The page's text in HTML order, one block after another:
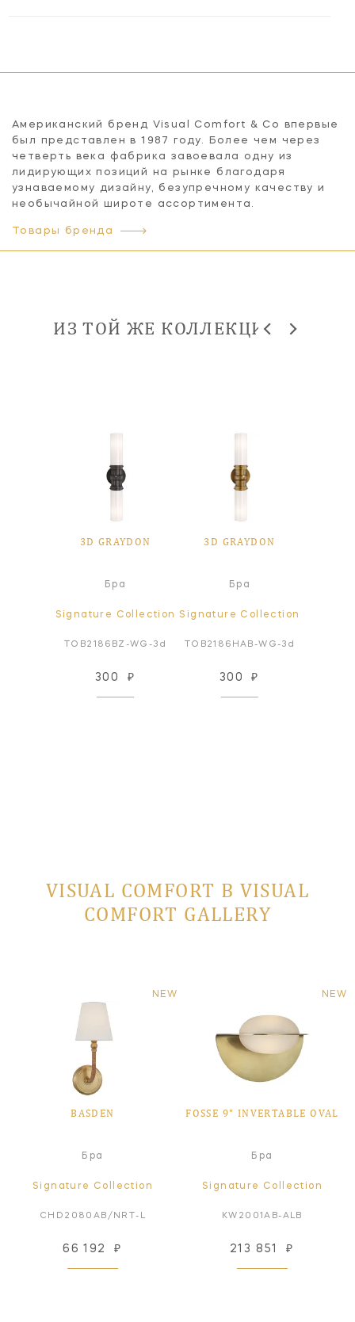
Американский бренд Visual Comfort & Co впервые
был представлен в 1987 году. Более чем через
четверть века фабрика завоевала одну из
лидирующих позиций на рынке благодаря
узнаваемому дизайну, безупречному качеству и
необычайной широте ассортимента.
Товары бренда
ИЗ ТОЙ ЖЕ КОЛЛЕКЦИИ
3D GRAYDON
Бра
Signature Collection
TOB2186BZ-WG-3d
300 ₽
3D GRAYDON
Бра
Signature Collection
TOB2186HAB-WG-3d
300 ₽
VISUAL COMFORT В VISUAL
COMFORT GALLERY
NEW
BASDEN
Бра
Signature Collection
CHD2080AB/NRT-L
66 192 ₽
NEW
FOSSE 9" INVERTABLE OVAL
Бра
Signature Collection
KW2001AB-ALB
213 851 ₽